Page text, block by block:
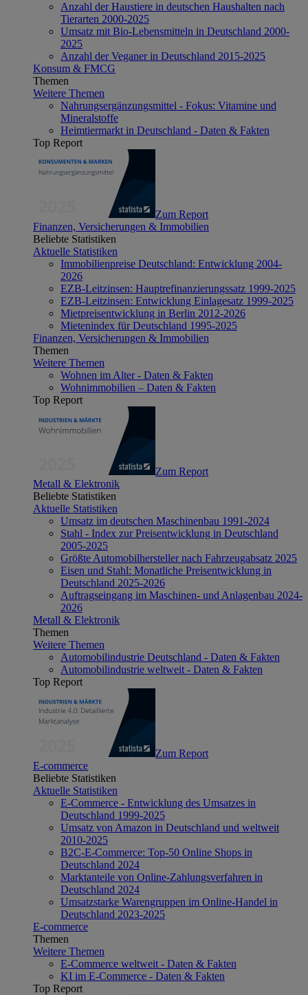
Anzahl der Haustiere in deutschen Haushalten nach
Tierarten 2000-2025
Umsatz mit Bio-Lebensmitteln in Deutschland 2000-
2025
Anzahl der Veganer in Deutschland 2015-2025
Konsum & FMCG
Themen
Weitere Themen
Nahrungsergänzungsmittel - Fokus: Vitamine und
Mineralstoffe
Heimtiermarkt in Deutschland - Daten & Fakten
Top Report
Zum Report
Finanzen, Versicherungen & Immobilien
Beliebte Statistiken
Aktuelle Statistiken
Immobilienpreise Deutschland: Entwicklung 2004-
2026
EZB-Leitzinsen: Hauptrefinanzierungssatz 1999-2025
EZB-Leitzinsen: Entwicklung Einlagesatz 1999-2025
Mietpreisentwicklung in Berlin 2012-2026
Mietenindex für Deutschland 1995-2025
Finanzen, Versicherungen & Immobilien
Themen
Weitere Themen
Wohnen im Alter - Daten & Fakten
Wohnimmobilien – Daten & Fakten
Top Report
Zum Report
Metall & Elektronik
Beliebte Statistiken
Aktuelle Statistiken
Umsatz im deutschen Maschinenbau 1991-2024
Stahl - Index zur Preisentwicklung in Deutschland
2005-2025
Größte Automobilhersteller nach Fahrzeugabsatz 2025
Eisen und Stahl: Monatliche Preisentwicklung in
Deutschland 2025-2026
Auftragseingang im Maschinen- und Anlagenbau 2024-
2026
Metall & Elektronik
Themen
Weitere Themen
Automobilindustrie Deutschland - Daten & Fakten
Automobilindustrie weltweit - Daten & Fakten
Top Report
Zum Report
E-commerce
Beliebte Statistiken
Aktuelle Statistiken
E-Commerce - Entwicklung des Umsatzes in
Deutschland 1999-2025
Umsatz von Amazon in Deutschland und weltweit
2010-2025
B2C-E-Commerce: Top-50 Online Shops in
Deutschland 2024
Marktanteile von Online-Zahlungsverfahren in
Deutschland 2024
Umsatzstarke Warengruppen im Online-Handel in
Deutschland 2023-2025
E-commerce
Themen
Weitere Themen
E-Commerce weltweit - Daten & Fakten
KI im E-Commerce - Daten & Fakten
Top Report